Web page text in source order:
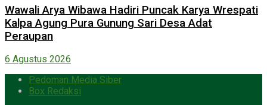
Wawali Arya Wibawa Hadiri Puncak Karya Wrespati
Kalpa Agung Pura Gunung Sari Desa Adat
Peraupan
6 Agustus 2026
Pedoman Media Siber
Box Redaksi